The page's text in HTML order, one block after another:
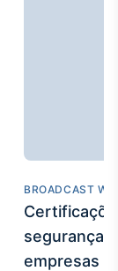
BROADCAST
segurança
empresas